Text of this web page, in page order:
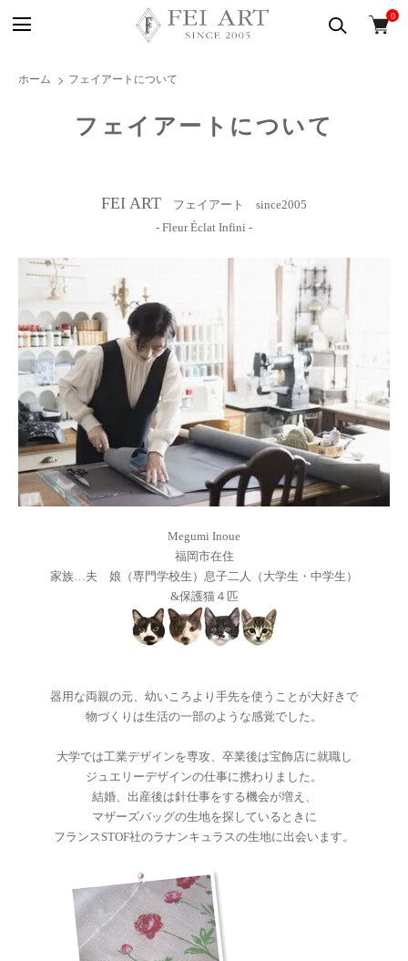
0
ホーム フェイアートについて
フェイアートについて
FEI ART フェイアート since2005
- Fleur Éclat Infini -
Megumi Inoue
福岡市在住
家族…夫 娘（専門学校生）息子二人（大学生・中学生）
&保護猫４匹
器用な両親の元、幼いころより手先を使うことが大好きで
物づくりは生活の一部のような感覚でした。
大学では工業デザインを専攻、卒業後は宝飾店に就職し
ジュエリーデザインの仕事に携わりました。
結婚、出産後は針仕事をする機会が増え、
マザーズバッグの生地を探しているときに
フランスSTOF社のラナンキュラスの生地に出会います。